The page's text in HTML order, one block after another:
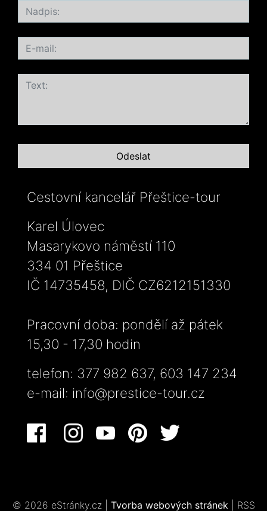
Cestovní kancelář Přeštice-tour
Karel Úlovec
Masarykovo náměstí 110
334 01 Přeštice
IČ 14735458, DIČ CZ6212151330
Pracovní doba: pondělí až pátek
15,30 - 17,30 hodin
telefon: 377 982 637, 603 147 234
e-mail: info@prestice-tour.cz
© 2026 eStránky.cz Tvorba webových stránek RSS